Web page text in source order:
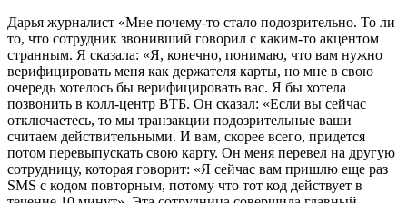
Дарья журналист «Мне почему-то стало подозрительно. То ли
то, что сотрудник звонивший говорил с каким-то акцентом
странным. Я сказала: «Я, конечно, понимаю, что вам нужно
верифицировать меня как держателя карты, но мне в свою
очередь хотелось бы верифицировать вас. Я бы хотела
позвонить в колл-центр ВТБ. Он сказал: «Если вы сейчас
отключаетесь, то мы транзакции подозрительные ваши
считаем действительными. И вам, скорее всего, придется
потом перевыпускать свою карту. Он меня перевел на другую
сотрудницу, которая говорит: «Я сейчас вам пришлю еще раз
SMS с кодом повторным, потому что тот код действует в